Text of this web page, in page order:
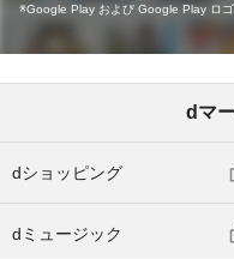
Google Play および Google Play ロ
dマ
dショッピング
dミュージック